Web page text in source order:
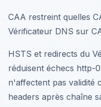
CAA restreint quelles
Vérificateur DNS sur
HSTS et redirects du
réduisent échecs http-
n'affectent pas validité
headers après chaîne